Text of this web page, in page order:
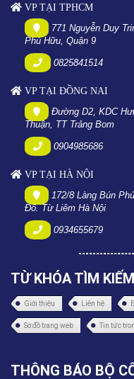
VP TẠI TPHCM
771 Nguyễn Duy
Phú Hữu, Quận 9
0825841514
VP TẠI ĐỒNG NAI
Đường D2, KDC
Thuận, TT Trảng Bom
0904985686
VP TẠI HÀ NỘI
172/8 Làng Bún Phú
Đô. Từ Liêm Hà Nội
0934655679
TỪ KHÓA TÌM KIẾM
Giới thiệu Liên hệ
Sơ đồ trang web Tin tức
THÔNG BÁO BỘ